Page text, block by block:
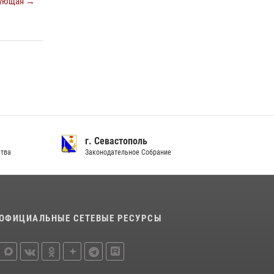
10 июля 2026, 15:10
г. Севастополь
Законодательное Собрание
СЕТЕВЫЕ РЕСУРСЫ